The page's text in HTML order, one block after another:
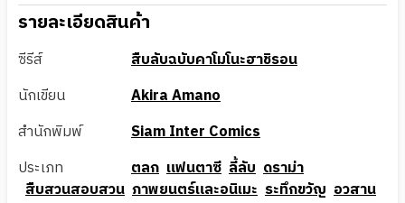
รายละเอียดสินค้า
ซีรีส์
สืบลับฉบับคาโมโนะฮาชิรอน
นักเขียน
Akira Amano
สำนักพิมพ์
Siam Inter Comics
ประเภท
ตลก แฟนตาซี ลี้ลับ ดราม่า
สืบสวนสอบสวน ภาพยนตร์และอนิเมะ ระทึกขวัญ อวสาน